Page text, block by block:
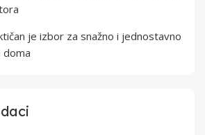
je izbor za snažno i jednostavno
doma